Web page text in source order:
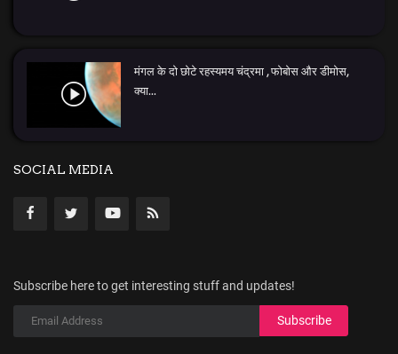
मंगल के दो छोटे रहस्यमय चंद्रमा , फोबोस और डीमोस,
क्या...
SOCIAL MEDIA
Subscribe here to get interesting stuff and updates!
Subscribe